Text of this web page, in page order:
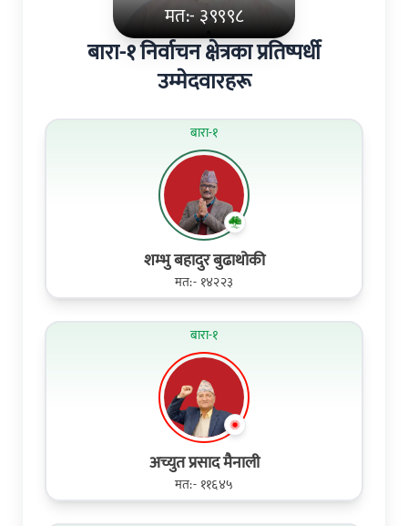
मत:- ३९९९८
बारा-१ निर्वाचन क्षेत्रका प्रतिष्पर्धी
उम्मेदवारहरू
बारा-१
शम्भु बहादुर बुढाथोकी
मत:- १४२२३
बारा-१
अच्युत प्रसाद मैनाली
मत:- ११६४५